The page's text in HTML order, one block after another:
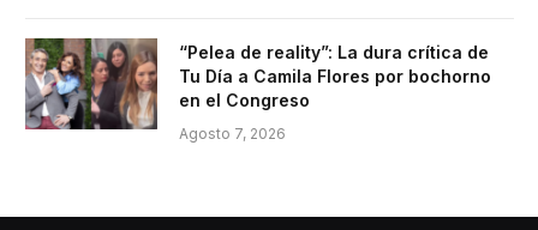
“Pelea de reality”: La dura crítica de
Tu Día a Camila Flores por bochorno
en el Congreso
Agosto 7, 2026